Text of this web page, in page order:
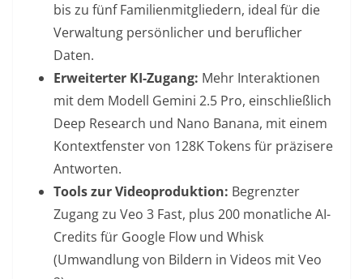
bis zu fünf Familienmitgliedern, ideal für die
Verwaltung persönlicher und beruflicher
Daten.
Erweiterter KI-Zugang: Mehr Interaktionen
mit dem Modell Gemini 2.5 Pro, einschließlich
Deep Research und Nano Banana, mit einem
Kontextfenster von 128K Tokens für präzisere
Antworten.
Tools zur Videoproduktion: Begrenzter
Zugang zu Veo 3 Fast, plus 200 monatliche AI-
Credits für Google Flow und Whisk
(Umwandlung von Bildern in Videos mit Veo